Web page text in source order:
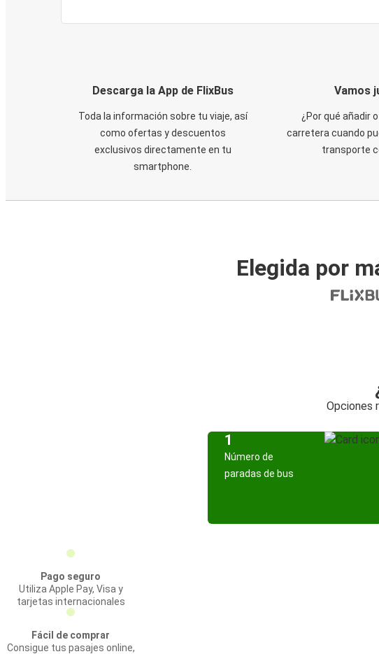
Descarga la App de FlixBus
Toda la información sobre tu viaje, así
como ofertas y descuentos
exclusivos directamente en tu
smartphone.
Vamos
¿Por qué añadir
carretera cuando
transporte
Elegida por
Opciones
1
Número de
paradas de bus
Pago seguro
Utiliza Apple Pay, Visa y
tarjetas internacionales
Fácil de comprar
Consigue tus pasajes online,